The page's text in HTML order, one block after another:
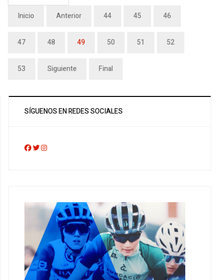
Inicio Anterior 44 45 46
47 48 49 50 51 52
53 Siguiente Final
SÍGUENOS EN REDES SOCIALES